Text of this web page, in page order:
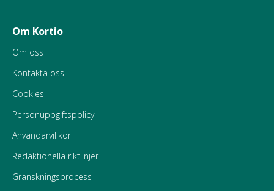
Om Kortio
Om oss
Kontakta oss
Cookies
Personuppgiftspolicy
Användarvillkor
Redaktionella riktlinjer
Granskningsprocess